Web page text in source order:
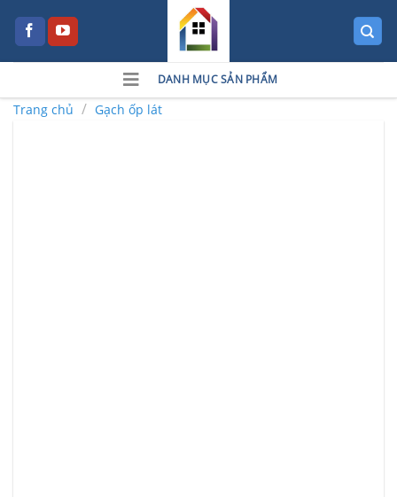
DANH MỤC SẢN PHẨM
Trang chủ / Gạch ốp lát